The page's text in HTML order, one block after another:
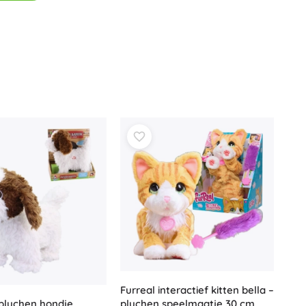
Gabby’s Poppenhuis
Avatar
Poppen en baby’s
Poppen
Accessoires voor baby’s
Baby’s
Accessoires voor poppen
Stoffen poppen
+ Meer tonen
Furreal interactief kitten bella –